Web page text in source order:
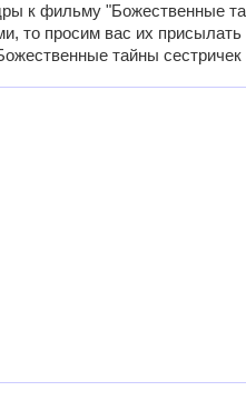
к фильму "Божественные
то просим вас их
тайны